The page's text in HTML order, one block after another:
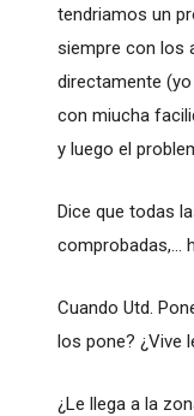
tendriamos un
siempre con los
directamente
con miucha
y luego el
Dice que todas
comprobadas,...
Cuando Utd.
los pone? ¿Vive
¿Le llega a la